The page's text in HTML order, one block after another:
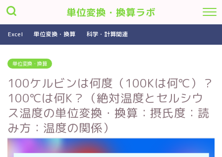
単位変換・換算ラボ
Excel 単位変換・換算 科学・計算関連
単位変換・換算
100ケルビンは何度（100Kは何℃）？
100℃は何K？（絶対温度とセルシウ
ス温度の単位変換・換算：摂氏度：読
み方：温度の関係）